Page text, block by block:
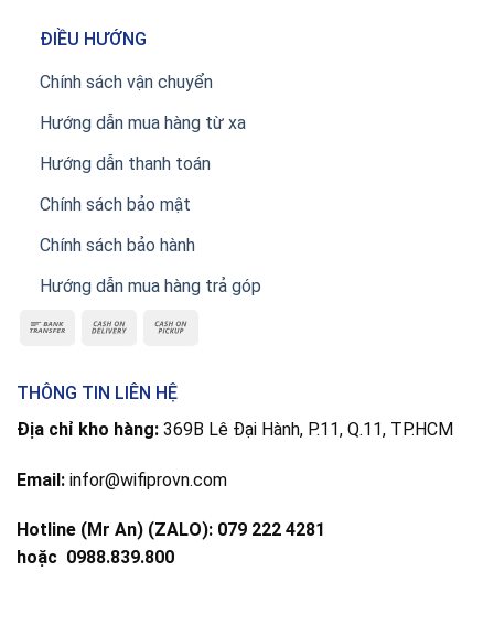
ĐIỀU HƯỚNG
Chính sách vận chuyển
Hướng dẫn mua hàng từ xa
Hướng dẫn thanh toán
Chính sách bảo mật
Chính sách bảo hành
Hướng dẫn mua hàng trả góp
THÔNG TIN LIÊN HỆ
Địa chỉ kho hàng: 369B Lê Đại Hành, P.11, Q.11, TP.HCM
Email: infor@wifiprovn.com
Hotline (Mr An) (ZALO): 079 222 4281
hoặc 0988.839.800